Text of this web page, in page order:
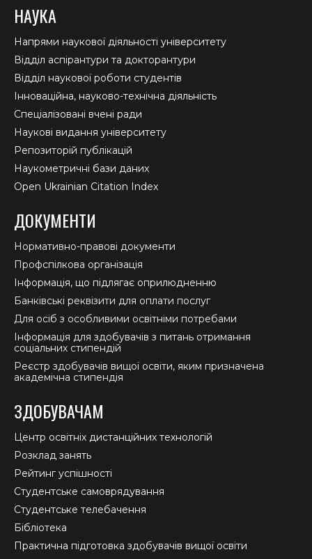
НАУКА
Напрями наукової діяльності університету
Відділ аспірантури та докторантури
Відділ наукової роботи студентів
Інноваційна, науково-технічна діяльність
Спеціалізовані вчені ради
Наукові видання університету
Репозиторій публікацій
Наукометричні бази даних
Open Ukrainian Citation Index
ДОКУМЕНТИ
Нормативно-правові документи
Профспілкова організація
Інформація, що підлягає оприлюдненню
Банківські реквізити для оплати послуг
Для осіб з особливими освітніми потребами
Інформація для здобувачів з питань отримання
соціальних стипендій
Реєстр здобувачів вищої освіти, яким призначена
академічна стипендія
ЗДОБУВАЧАМ
Центр освітніх дистанційних технологій
Розклад занять
Рейтинг успішності
Студентське самоврядування
Студентське телебачення
Бібліотека
Практична підготовка здобувачів вищої освіти